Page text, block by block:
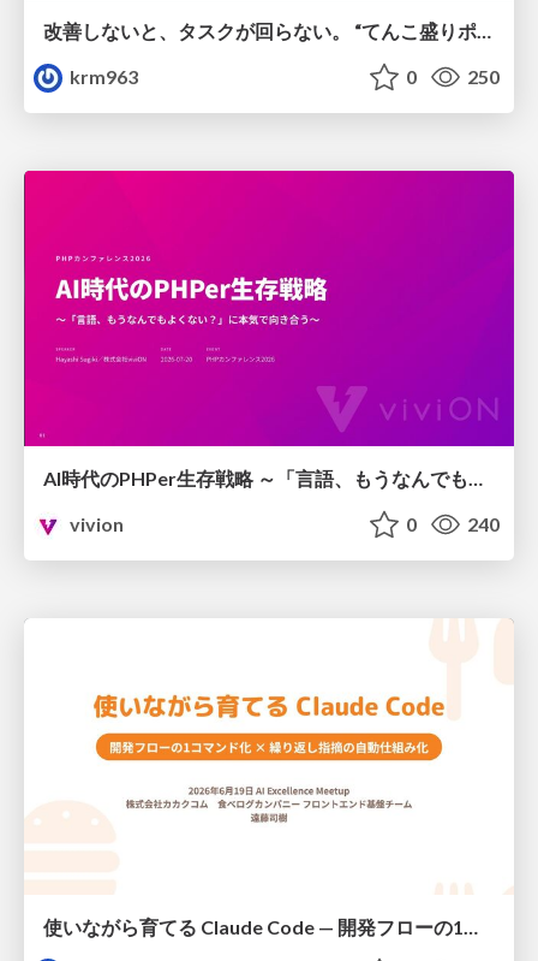
krm963
0 250
AI時代のPHPer生存戦略 ～「言語、もうなんでもよくない？」に本気で向き合う～
vivion
0 240